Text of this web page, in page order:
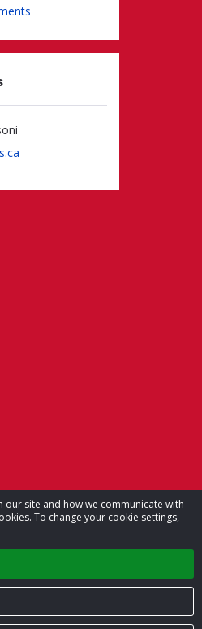
site and how we communicate with
To change your cookie settings,